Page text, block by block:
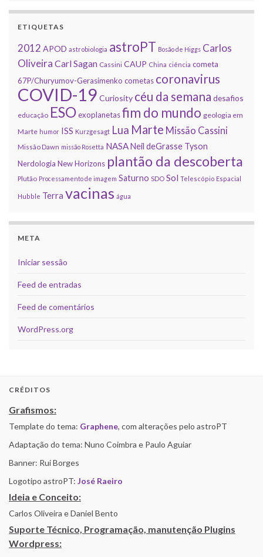
ETIQUETAS
2012 APOD astrobiologia astroPT Bosão de Higgs Carlos
Oliveira Carl Sagan Cassini CAUP China ciência cometa
67P/Churyumov-Gerasimenko cometas coronavirus
COVID-19 Curiosity céu da semana desafios
educação ESOexoplanetasfim do mundo geologia em
Marte humor ISS Kurzgesagt Lua Marte Missão Cassini
Missão Dawn missão Rosetta NASANeil deGrasse Tyson
Nerdologia New Horizons plantão da descoberta
Plutão Processamento de imagem Saturno SDO Sol Telescópio Espacial
Hubble Terra vacinas água
META
Iniciar sessão
Feed de entradas
Feed de comentários
WordPress.org
CRÉDITOS
Grafismos:
Template do tema: Graphene, com alterações pelo astroPT
Adaptação do tema: Nuno Coimbra e Paulo Aguiar
Banner: Rui Borges
Logotipo astroPT: José Raeiro
Ideia e Conceito:
Carlos Oliveira e Daniel Bento
Suporte Técnico, Programação, manutenção Plugins
Wordpress: